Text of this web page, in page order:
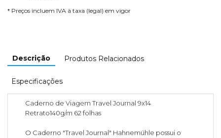
* Preços incluem IVA à taxa (legal) em vigor
Descrição Produtos Relacionados
Especificações
Caderno de Viagem Travel Journal 9x14
Retrato140g/m 62 folhas
O Caderno "Travel Journal" Hahnemühle possui o